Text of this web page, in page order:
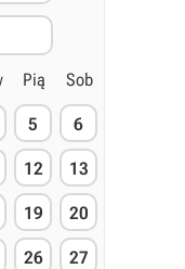
Pią Sob
5 6
12 13
19 20
26 27